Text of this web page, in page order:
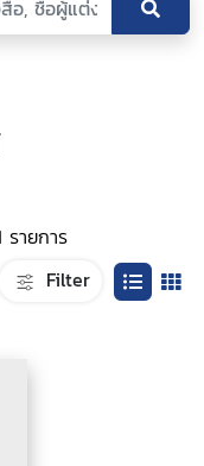
ายการ
Filter